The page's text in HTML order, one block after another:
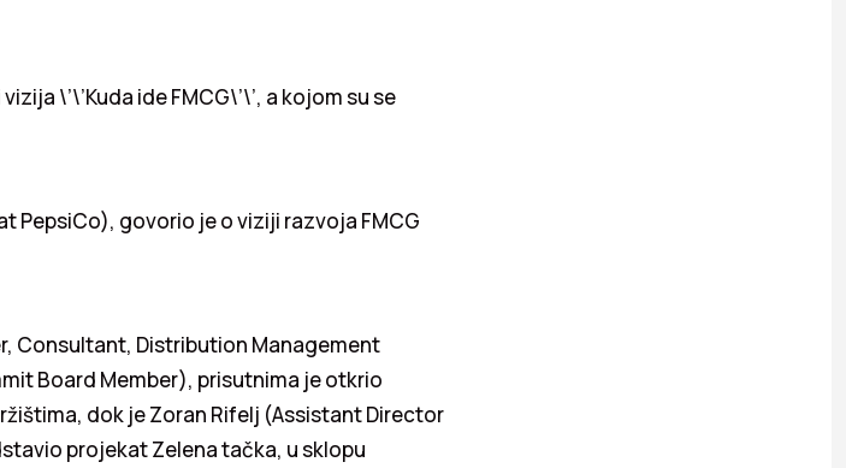
\’\’Kuda ide FMCG\’\’, a kojom su se
PepsiCo), govorio je o viziji razvoja FMCG
Consultant, Distribution Management
Board Member), prisutnima je otkrio
dok je Zoran Rifelj (Assistant Director
projekat Zelena tačka, u sklopu